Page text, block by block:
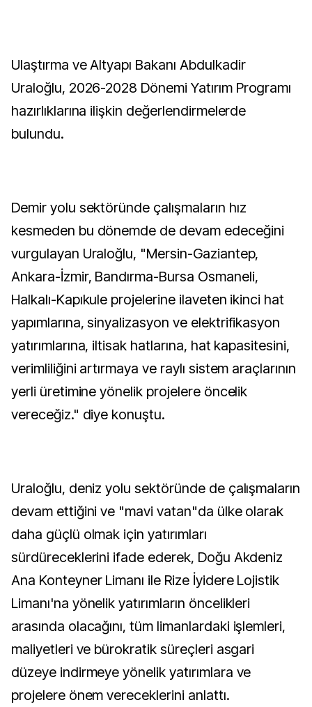
Ulaştırma ve Altyapı Bakanı Abdulkadir
Uraloğlu, 2026-2028 Dönemi Yatırım Programı
hazırlıklarına ilişkin değerlendirmelerde
bulundu.
Demir yolu sektöründe çalışmaların hız
kesmeden bu dönemde de devam edeceğini
vurgulayan Uraloğlu, "Mersin-Gaziantep,
Ankara-İzmir, Bandırma-Bursa Osmaneli,
Halkalı-Kapıkule projelerine ilaveten ikinci hat
yapımlarına, sinyalizasyon ve elektrifikasyon
yatırımlarına, iltisak hatlarına, hat kapasitesini,
verimliliğini artırmaya ve raylı sistem araçlarının
yerli üretimine yönelik projelere öncelik
vereceğiz." diye konuştu.
Uraloğlu, deniz yolu sektöründe de çalışmaların
devam ettiğini ve "mavi vatan"da ülke olarak
daha güçlü olmak için yatırımları
sürdüreceklerini ifade ederek, Doğu Akdeniz
Ana Konteyner Limanı ile Rize İyidere Lojistik
Limanı'na yönelik yatırımların öncelikleri
arasında olacağını, tüm limanlardaki işlemleri,
maliyetleri ve bürokratik süreçleri asgari
düzeye indirmeye yönelik yatırımlara ve
projelere önem vereceklerini anlattı.